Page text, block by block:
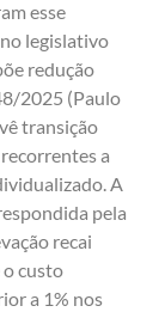
esse
legislativo
redução
2025 (Paulo
transição
a
A
pela
recai
o custo
a 1% nos